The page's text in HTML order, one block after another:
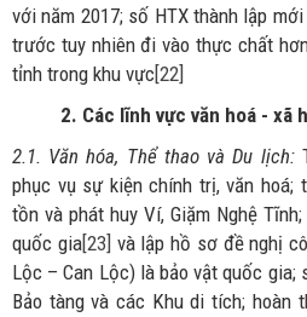
với năm 2017; số HTX thành lập
trước tuy nhiên đi vào thực chất
tỉnh trong khu vực[22]
2. Các lĩnh vực văn hoá - xã
2.1. Văn hóa, Thể thao và Du lịch:
phục vụ sự kiện chính trị, văn hoá;
tồn và phát huy Ví, Giặm Nghệ
quốc gia[23] và lập hồ sơ đề nghị
Lộc – Can Lộc) là bảo vật quốc
Bảo tàng và các Khu di tích; hoàn